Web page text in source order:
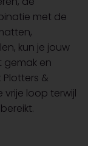
met de
kun je jouw
gemak en
&
loop terwijl